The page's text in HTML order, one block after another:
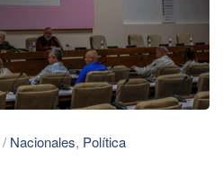
/ Nacionales, Política